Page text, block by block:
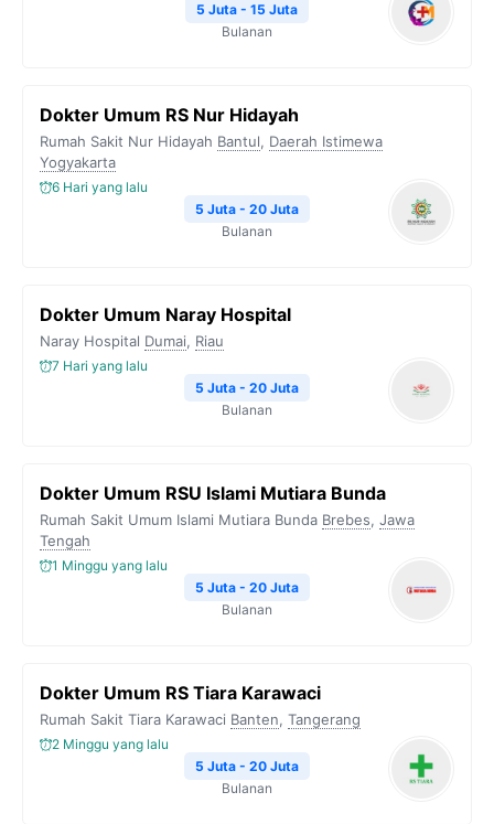
5 Juta - 15 Juta
Bulanan
Dokter Umum RS Nur Hidayah
Rumah Sakit Nur Hidayah Bantul, Daerah Istimewa
Yogyakarta
6 Hari yang lalu
5 Juta - 20 Juta
Bulanan
Dokter Umum Naray Hospital
Naray Hospital Dumai, Riau
7 Hari yang lalu
5 Juta - 20 Juta
Bulanan
Dokter Umum RSU Islami Mutiara Bunda
Rumah Sakit Umum Islami Mutiara Bunda Brebes, Jawa
Tengah
1 Minggu yang lalu
5 Juta - 20 Juta
Bulanan
Dokter Umum RS Tiara Karawaci
Rumah Sakit Tiara Karawaci Banten, Tangerang
2 Minggu yang lalu
5 Juta - 20 Juta
Bulanan